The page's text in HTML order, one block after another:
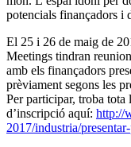
potencials finançadors i
El 25 i 26 de maig de
Meetings tindran
amb els finançadors
prèviament segons les
Per participar, troba
d’inscripció aquí: http://
2017/industria/